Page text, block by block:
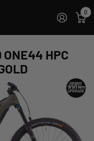
0
ONE44 HPC